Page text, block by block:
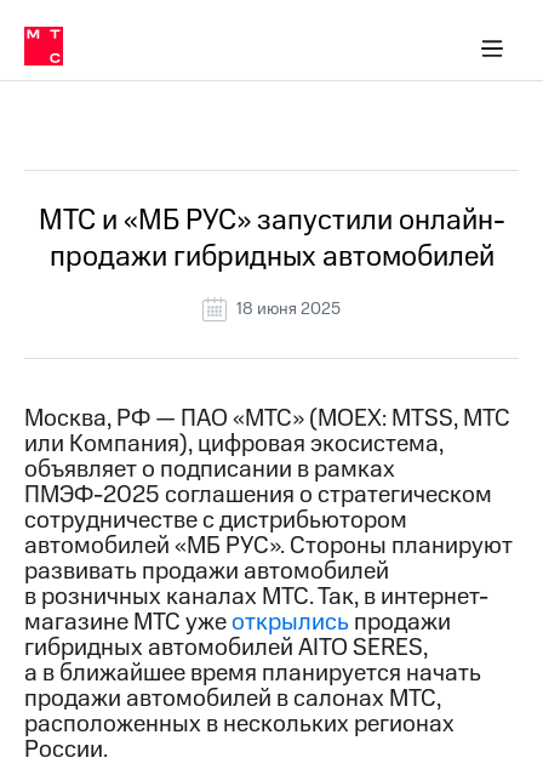
Медиа-центр
и акционерам
Устойчивое развитие
Комплаенс и деловая этика
компании
Карьера
История
компании
Руководство
Контакты
Медиа-центр
Пресс-
релизы
МТС
о технологиях
Достижения
Интервью
в МТС
Пресс-
релизы
о технологиях
МТС и «МБ РУС» запустили онлайн-
продажи гибридных автомобилей
18 июня 2025
Москва, РФ — ПАО «МТС» (MOEX: MTSS, МТС
или Компания), цифровая экосистема,
объявляет о подписании в рамках
ПМЭФ-2025 соглашения о стратегическом
сотрудничестве с дистрибьютором
автомобилей «МБ РУС». Стороны планируют
развивать продажи автомобилей
в розничных каналах МТС. Так, в интернет-
магазине МТС ужеоткрылисьпродажи
гибридных автомобилей AITO SERES,
а в ближайшее время планируется начать
продажи автомобилей в салонах МТС,
расположенных в нескольких регионах
России.